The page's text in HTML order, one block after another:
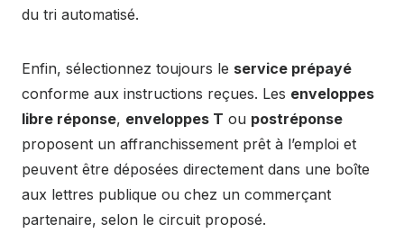
du tri automatisé.
Enfin, sélectionnez toujours le service prépayé
conforme aux instructions reçues. Les enveloppes
libre réponse, enveloppes T ou postréponse
proposent un affranchissement prêt à l’emploi et
peuvent être déposées directement dans une boîte
aux lettres publique ou chez un commerçant
partenaire, selon le circuit proposé.